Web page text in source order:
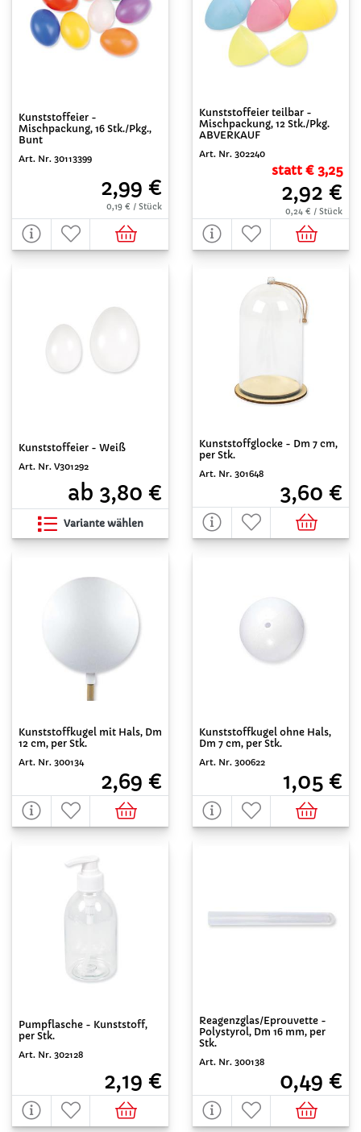
Kunststoffeier -
Mischpackung, 16 Stk./Pkg.,
Bunt
Art. Nr. 30113399
2,99 €
0,19 € / Stück
Kunststoffeier teilbar -
Mischpackung, 12 Stk./Pkg.
ABVERKAUF
Art. Nr. 302240
statt € 3,25
2,92 €
0,24 € / Stück
Kunststoffeier - Weiß
Art. Nr. V301292
ab 3,80 €
Variante wählen
Kunststoffglocke - Dm 7 cm,
per Stk.
Art. Nr. 301648
3,60 €
Kunststoffkugel mit Hals, Dm
12 cm, per Stk.
Art. Nr. 300134
2,69 €
Kunststoffkugel ohne Hals,
Dm 7 cm, per Stk.
Art. Nr. 300622
1,05 €
Pumpflasche - Kunststoff,
per Stk.
Art. Nr. 302128
2,19 €
Reagenzglas/Eprouvette -
Polystyrol, Dm 16 mm, per
Stk.
Art. Nr. 300138
0,49 €